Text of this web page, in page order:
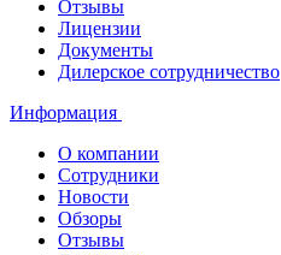
Отзывы
Лицензии
Документы
Дилерское сотрудничество
Информация
О компании
Сотрудники
Новости
Обзоры
Отзывы